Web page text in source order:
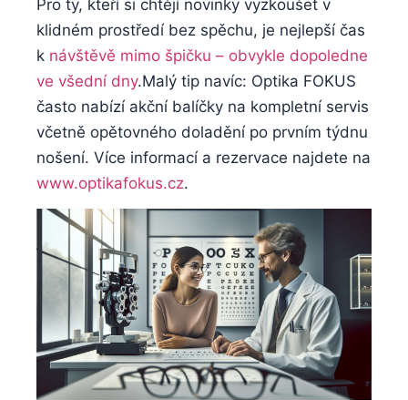
Pro ty, kteří si chtějí novinky vyzkoušet v
klidném prostředí bez spěchu, je nejlepší čas
k návštěvě mimo špičku – obvykle dopoledne
ve všední dny.Malý tip navíc: Optika FOKUS
často nabízí akční balíčky na kompletní servis
včetně opětovného doladění po prvním týdnu
nošení. Více informací a rezervace najdete na
www.optikafokus.cz.